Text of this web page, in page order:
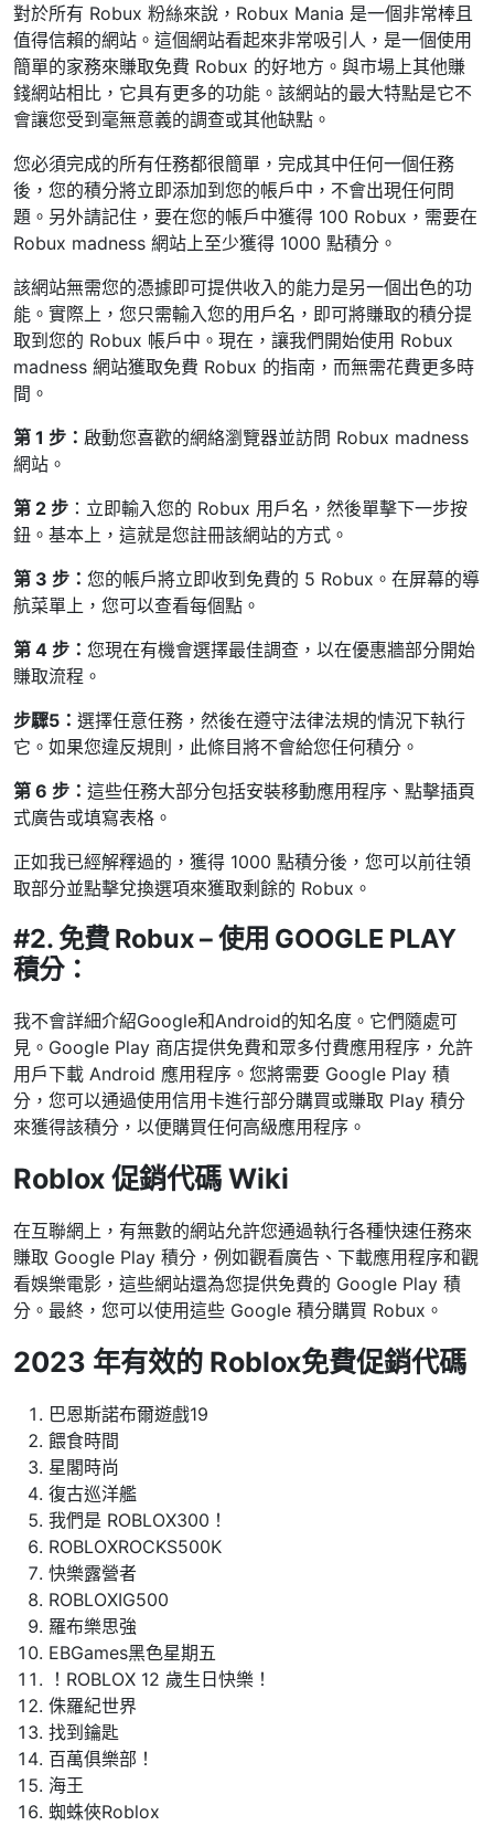
對於所有 Robux 粉絲來說，Robux Mania 是一個非常棒且
值得信賴的網站。這個網站看起來非常吸引人，是一個使用
簡單的家務來賺取免費 Robux 的好地方。與市場上其他賺
錢網站相比，它具有更多的功能。該網站的最大特點是它不
會讓您受到毫無意義的調查或其他缺點。
您必須完成的所有任務都很簡單，完成其中任何一個任務
後，您的積分將立即添加到您的帳戶中，不會出現任何問
題。另外請記住，要在您的帳戶中獲得 100 Robux，需要在
Robux madness 網站上至少獲得 1000 點積分。
該網站無需您的憑據即可提供收入的能力是另一個出色的功
能。實際上，您只需輸入您的用戶名，即可將賺取的積分提
取到您的 Robux 帳戶中。現在，讓我們開始使用 Robux
madness 網站獲取免費 Robux 的指南，而無需花費更多時
間。
第 1 步： 啟動您喜歡的網絡瀏覽器並訪問 Robux madness
網站。
第 2 步 ：立即輸入您的 Robux 用戶名，然後單擊下一步按
鈕。基本上，這就是您註冊該網站的方式。
第 3 步： 您的帳戶將立即收到免費的 5 Robux。在屏幕的導
航菜單上，您可以查看每個點。
第 4 步： 您現在有機會選擇最佳調查，以在優惠牆部分開始
賺取流程。
步驟5： 選擇任意任務，然後在遵守法律法規的情況下執行
它。如果您違反規則，此條目將不會給您任何積分。
第 6 步： 這些任務大部分包括安裝移動應用程序、點擊插頁
式廣告或填寫表格。
正如我已經解釋過的，獲得 1000 點積分後，您可以前往領
取部分並點擊兌換選項來獲取剩餘的 Robux。
#2. 免費 Robux – 使用 GOOGLE PLAY
積分：
我不會詳細介紹Google和Android的知名度。它們隨處可
見。Google Play 商店提供免費和眾多付費應用程序，允許
用戶下載 Android 應用程序。您將需要 Google Play 積
分，您可以通過使用信用卡進行部分購買或賺取 Play 積分
來獲得該積分，以便購買任何高級應用程序。
Roblox 促銷代碼 Wiki
在互聯網上，有無數的網站允許您通過執行各種快速任務來
賺取 Google Play 積分，例如觀看廣告、下載應用程序和觀
看娛樂電影，這些網站還為您提供免費的 Google Play 積
分。最終，您可以使用這些 Google 積分購買 Robux。
2023 年有效的 Roblox免費促銷代碼
巴恩斯諾布爾遊戲19
餵食時間
星閣時尚
復古巡洋艦
我們是 ROBLOX300！
ROBLOXROCKS500K
快樂露營者
ROBLOXIG500
羅布樂思強
EBGames黑色星期五
！ROBLOX 12 歲生日快樂！
侏羅紀世界
找到鑰匙
百萬俱樂部！
海王
蜘蛛俠Roblox